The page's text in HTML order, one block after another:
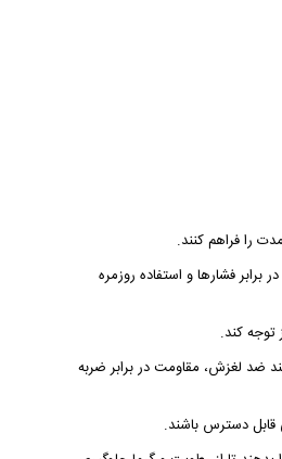
را فراهم کنند.
برابر فشارها و استفاده روزمره
ضد لغزش، مقاومت در برابر ضربه